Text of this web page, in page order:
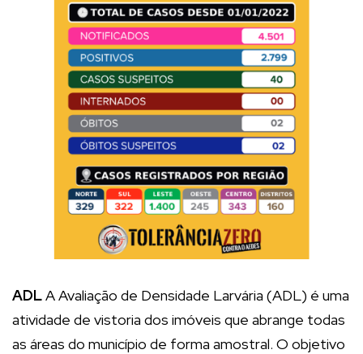
ADLA Avaliação de Densidade Larvária (ADL) é uma
atividade de vistoria dos imóveis que abrange todas
as áreas do município de forma amostral. O objetivo